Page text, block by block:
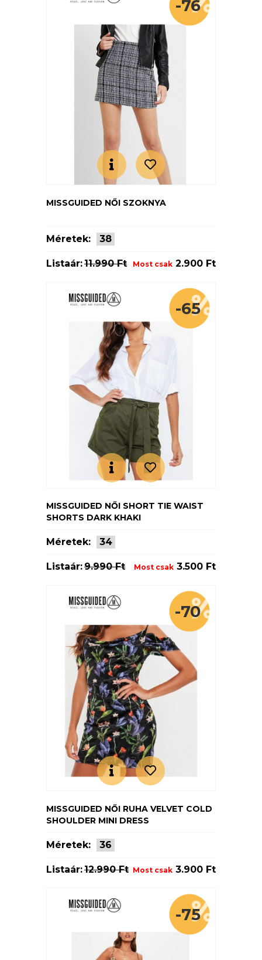
-76
MISSGUIDED NŐI SZOKNYA
Méretek: 38
Listaár:11.990 Ft Most csak 2.900 Ft
-65
MISSGUIDED NŐI SHORT TIE WAIST
SHORTS DARK KHAKI
Méretek: 34
Listaár:9.990 Ft Most csak 3.500 Ft
-70
MISSGUIDED NŐI RUHA VELVET COLD
SHOULDER MINI DRESS
Méretek: 36
Listaár:12.990 Ft Most csak 3.900 Ft
-75